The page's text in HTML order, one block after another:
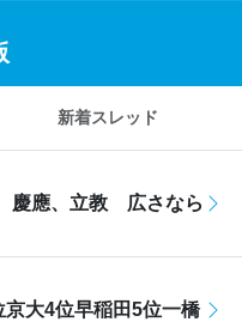
新着スレッド
慶應、立教 広さなら
大4位早稲田5位一橋